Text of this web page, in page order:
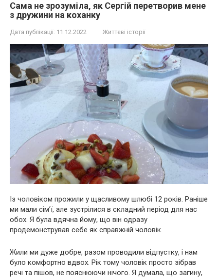
Сама не зрозуміла, як Сергій перетворив мене
з дружини на коханку
Дата публікації: 11.12.2022 Життєві історії
Із чоловіком прожили у щасливому шлюбі 12 років. Раніше
ми мали сім’ї, але зустрілися в складний період для нас
обох. Я була вдячна йому, що він одразу
продемонстрував себе як справжній чоловік.
Жили ми дуже добре, разом проводили відпустку, і нам
було комфортно вдвох. Рік тому чоловік просто зібрав
речі та пішов, не пояснюючи нічого. Я думала, що загину,